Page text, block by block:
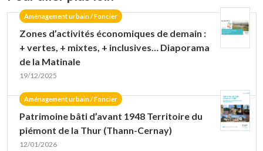
Aménagement urbain / Foncier
Zones d’activités économiques de demain :
+ vertes, + mixtes, + inclusives… Diaporama
de la Matinale
19/12/2025
Aménagement urbain / Foncier
Patrimoine bâti d’avant 1948 Territoire du
piémont de la Thur (Thann-Cernay)
12/01/2026